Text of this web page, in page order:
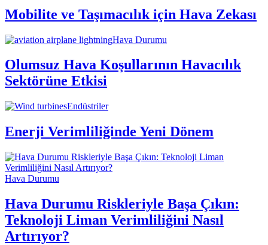
Mobilite ve Taşımacılık için Hava Zekası
Hava Durumu
Olumsuz Hava Koşullarının Havacılık
Sektörüne Etkisi
Endüstriler
Enerji Verimliliğinde Yeni Dönem
Hava Durumu
Hava Durumu Riskleriyle Başa Çıkın:
Teknoloji Liman Verimliliğini Nasıl
Artırıyor?